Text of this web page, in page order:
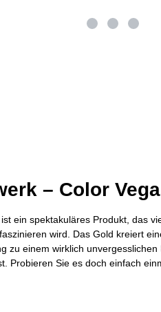
– Color
ein spektakuläres Produkt, das
wird. Das Gold kreiert
zu einem wirklich
Probieren Sie es doch einfach